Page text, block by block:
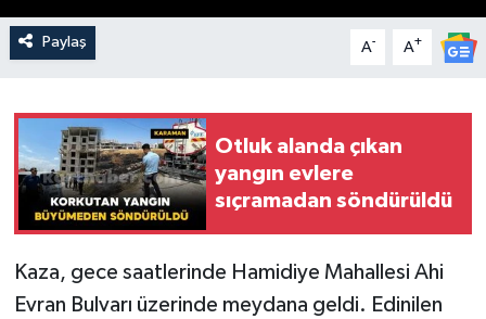
Paylaş A- A+
Otluk alanda çıkan
yangın evlere
sıçramadan söndürüldü
Kaza, gece saatlerinde Hamidiye Mahallesi Ahi
Evran Bulvarı üzerinde meydana geldi. Edinilen